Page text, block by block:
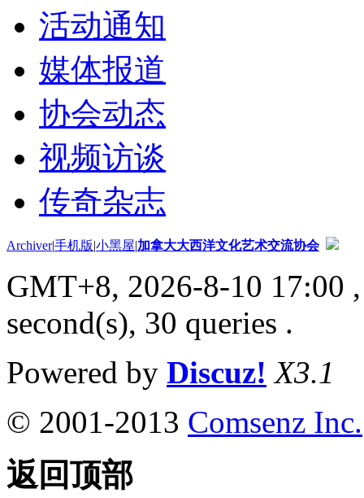
活动通知
媒体报道
协会动态
视频访谈
传奇杂志
Archiver|手机版|小黑屋|加拿大大西洋文化艺术交流协会
GMT+8, 2026-8-10 17:00
second(s), 30 queries .
Powered by Discuz! X3.1
© 2001-2013 Comsenz Inc.
返回顶部